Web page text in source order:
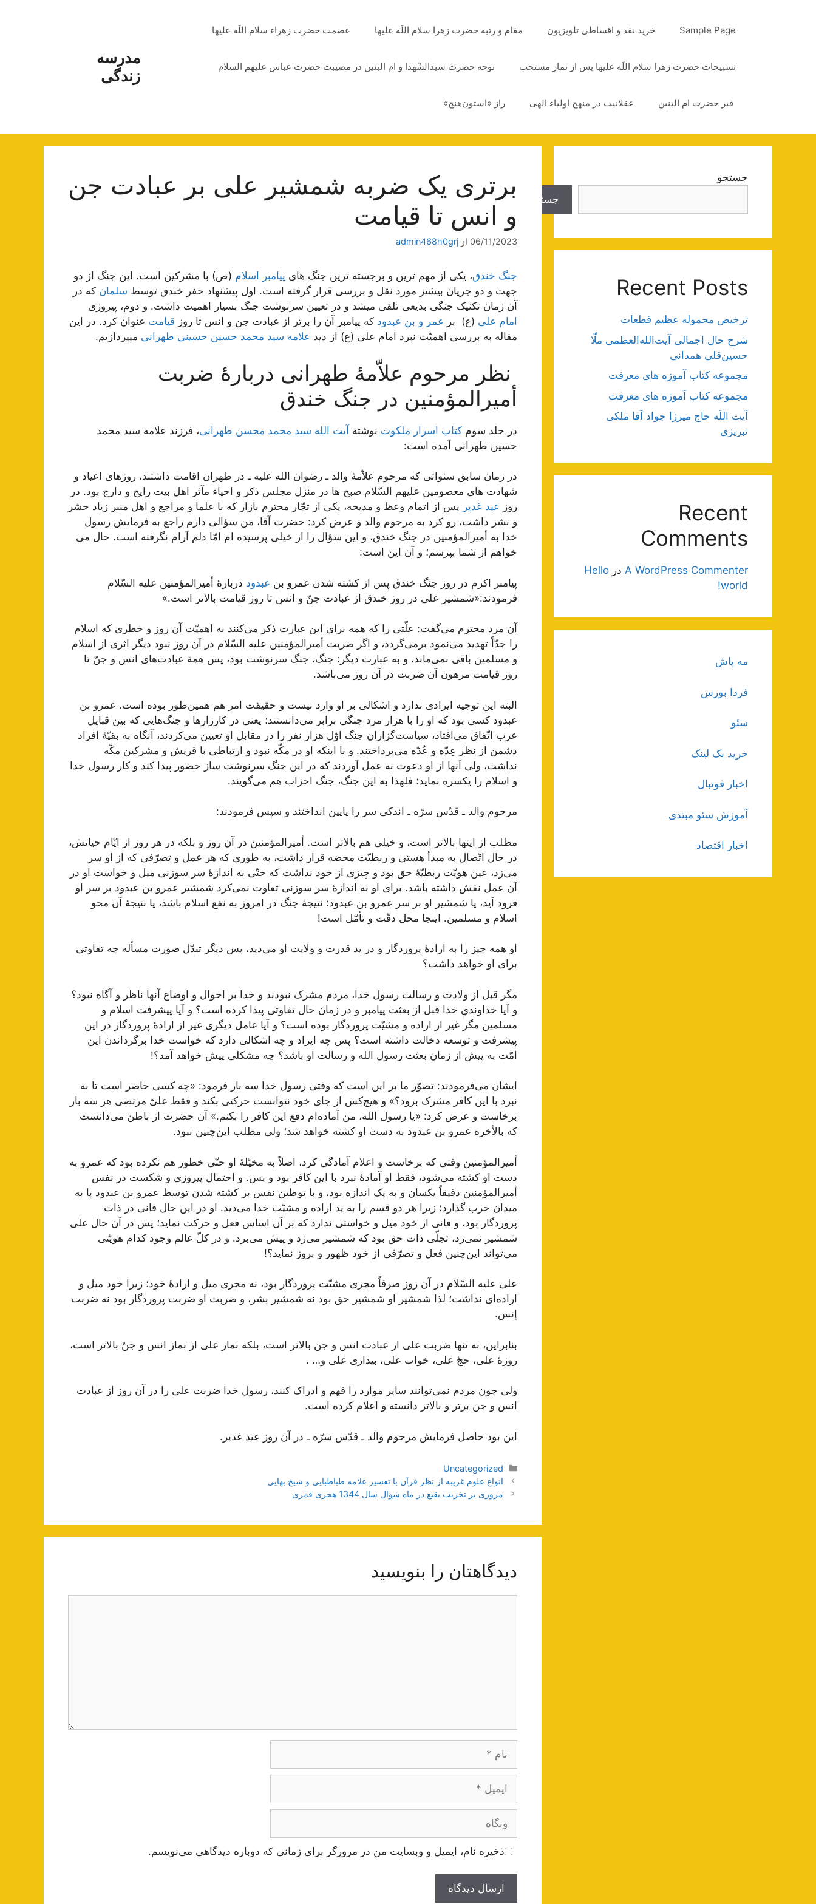
مدرسه
زندگی
Sample Page خرید نقد و اقساطی تلویزیون مقام و رتبه حضرت زهرا سلام اللَه علیها عصمت حضرت زهراء سلام اللَه علیها
تسبیحات حضرت زهرا سلام اللَه علیها پس از نماز مستحب نوحه حضرت سیدالشّهدا و ام البنین در مصیبت حضرت عباس علیهم السلام
قبر حضرت ام البنین عقلانیت در منهج اولیاء الهی راز «استون‌هنج»
برتری یک ضربه شمشیر علی بر عبادت جن
و انس تا قیامت
06/11/2023 از admin468h0grj
جنگ خندق، یکی از مهم ترین و برجسته ترین جنگ های پیامبر اسلام (ص) با مشرکین است. این جنگ از دو
جهت و دو جریان بیشتر مورد نقل و بررسی قرار گرفته است. اول پیشنهاد حفر خندق توسط سلمان که در
آن زمان تکنیک جنگی بدیعی تلقی میشد و در تعیین سرنوشت جنگ بسیار اهمیت داشت. و دوم، پیروزی
امام علی (ع) بر عمر و بن عبدود که پیامبر آن را برتر از عبادت جن و انس تا روز قیامت عنوان کرد. در این
مقاله به بررسی اهمیّت نبرد امام علی (ع) از دید علامه سید محمد حسین حسینی طهرانی میپردازیم.
نظر مرحوم علاّمۀ طهرانی دربارۀ ضربت
أمیرالمؤمنین در جنگ خندق
در جلد سوم کتاب اسرار ملکوت نوشته آیت الله سید محمد محسن طهرانی، فرزند علامه سید محمد
حسین طهرانی آمده است:
در زمان سابق سنواتی که مرحوم علاّمۀ والد ـ رضوان الله علیه ـ در طهران اقامت داشتند، روزهای اعیاد و
شهادت های معصومین علیهم السّلام صبح ها در منزل مجلس ذکر و احیاء مآثر اهل بیت رایج و دارج بود. در
روز عید غدیر پس از اتمام وعظ و مدیحه، یکی از تجّار محترم بازار که با علما و مراجع و اهل منبر زیاد حشر
و نشر داشت، رو کرد به مرحوم والد و عرض کرد: حضرت آقا، من سؤالی دارم راجع به فرمایش رسول
خدا به أمیرالمؤمنین در جنگ خندق، و این سؤال را از خیلی پرسیده ام امّا دلم آرام نگرفته است. حال می
خواهم از شما بپرسم؛ و آن این است:
پیامبر اکرم در روز جنگ خندق پس از کشته شدن عمرو بن عبدود دربارۀ أمیرالمؤمنین علیه السّلام
فرمودند:«شمشیر علی در روز خندق از عبادت جنّ و انس تا روز قیامت بالاتر است.»
آن مرد محترم می‌گفت: علّتی را که همه برای این عبارت ذکر می‌کنند به اهمیّت آن روز و خطری که اسلام
را جدّاً تهدید می‌نمود برمی‌گردد، و اگر ضربت أمیرالمؤمنین علیه السّلام در آن روز نبود دیگر اثری از اسلام
و مسلمین باقی نمی‌ماند، و به عبارت دیگر: جنگ، جنگ سرنوشت بود، پس همۀ عبادت‌های انس و جنّ تا
روز قیامت مرهون آن ضربت در آن روز می‌باشد.
البته این توجیه ایرادی ندارد و اشکالی بر او وارد نیست و حقیقت امر هم همین‌طور بوده است. عمرو بن
عبدود کسی بود که او را با هزار مرد جنگی برابر می‌دانستند؛ یعنی در کارزارها و جنگ‌هایی که بین قبایل
عرب اتّفاق می‌افتاد، سیاست‌گزاران جنگ اوّل هزار نفر را در مقابل او تعیین می‌کردند، آنگاه به بقیّۀ افراد
دشمن از نظر عِدّه و عُدّه می‌پرداختند. و با اینکه او در مکّه نبود و ارتباطی با قریش و مشرکین مکّه
نداشت، ولی آنها از او دعوت به عمل آوردند که در این جنگ سرنوشت ساز حضور پیدا کند و کار رسول خدا
و اسلام را یکسره نماید؛ فلهذا به این جنگ، جنگ احزاب هم می‌گویند.
مرحوم والد ـ قدّس سرّه ـ اندکی سر را پایین انداختند و سپس فرمودند:
مطلب از اینها بالاتر است، و خیلی هم بالاتر است. أمیرالمؤمنین در آن روز و بلکه در هر روز از ایّام حیاتش،
در حال اتّصال به مبدأ هستی و ربطیّت محضه قرار داشت، به طوری که هر عمل و تصرّفی که از او سر
می‌زد، عین هویّت ربطیّۀ حق بود و چیزی از خود نداشت که حتّی به اندازۀ سر سوزنی میل و خواست او در
آن عمل نقش داشته باشد. برای او به اندازۀ سر سوزنی تفاوت نمی‌کرد شمشیر عمرو بن عبدود بر سر او
فرود آید، یا شمشیر او بر سر عمرو بن عبدود؛ نتیجۀ جنگ در امروز به نفع اسلام باشد، یا نتیجۀ آن محو
اسلام و مسلمین. اینجا محل دقّت و تأمّل است!
او همه چیز را به ارادۀ پروردگار و در ید قدرت و ولایت او می‌دید، پس دیگر تبدّل صورت مسأله چه تفاوتی
برای او خواهد داشت؟
مگر قبل از ولادت و رسالت رسول خدا، مردم مشرک نبودند و خدا بر احوال و اوضاع آنها ناظر و آگاه نبود؟
و آیا خداوندیِ خدا قبل از بعثت پیامبر و در زمان حال تفاوتی پیدا کرده است؟ و آیا پیشرفت اسلام و
مسلمین مگر غیر از اراده و مشیّت پروردگار بوده است؟ و آیا عامل دیگری غیر از ارادۀ پروردگار در این
پیشرفت و توسعه دخالت داشته است؟ پس چه ایراد و چه اشکالی دارد که خواست خدا برگرداندن این
امّت به پیش از زمان بعثت رسول الله و رسالت او باشد؟ چه مشکلی پیش خواهد آمد؟!
ایشان می‌فرمودند: تصوّر ما بر این است که وقتی رسول خدا سه بار فرمود: «چه کسی حاضر است تا به
نبرد با این کافر مشرک برود؟» و هیچ‌کس از جای خود نتوانست حرکتی بکند و فقط علیّ مرتضی هر سه بار
برخاست و عرض کرد: «یا رسول الله، من آماده‌ام دفع این کافر را بکنم.» آن حضرت از باطن می‌دانست
که بالأخره عمرو بن عبدود به دست او کشته خواهد شد؛ ولی مطلب این‌چنین نبود.
أمیرالمؤمنین وقتی که برخاست و اعلام آمادگی کرد، اصلاً به مخیّلۀ او حتّی خطور هم نکرده بود که عمرو به
دست او کشته می‌شود، فقط او آمادۀ نبرد با این کافر بود و بس. و احتمال پیروزی و شکست در نفس
أمیرالمؤمنین دقیقاً یکسان و به یک اندازه بود، و با توطین نفس بر کشته شدن توسط عمرو بن عبدود پا به
میدان حرب گذارد؛ زیرا هر دو قسم را به ید اراده و مشیّت خدا می‌دید. او در این حال فانی در ذات
پروردگار بود، و فانی از خود میل و خواستی ندارد که بر آن اساس فعل و حرکت نماید؛ پس در آن حال علی
شمشیر نمی‌زد، تجلّی ذات حق بود که شمشیر می‌زد و پیش می‌برد. و در کلّ عالم وجود کدام هویّتی
می‌تواند این‌چنین فعل و تصرّفی از خود ظهور و بروز نماید؟!
علی علیه السّلام در آن روز صرفاً مجری مشیّت پروردگار بود، نه مجری میل و ارادۀ خود؛ زیرا خود میل و
اراده‌ای نداشت؛ لذا شمشیر او شمشیر حق بود نه شمشیر بشر، و ضربت او ضربت پروردگار بود نه ضربت
إنس.
بنابراین، نه تنها ضربت علی از عبادت انس و جن بالاتر است، بلکه نماز علی از نماز انس و جنّ بالاتر است،
روزۀ علی، حجّ علی، خواب علی، بیداری علی و… .
ولی چون مردم نمی‌توانند سایر موارد را فهم و ادراک کنند، رسول خدا ضربت علی را در آن روز از عبادت
انس و جن برتر و بالاتر دانسته و اعلام کرده است.
این بود حاصل فرمایش مرحوم والد ـ قدّس سرّه ـ در آن روز عید غدیر.
دسته‌ها
Uncategorized
ناوبری
نوشته‌ها
انواع علوم غریبه از نظر قرآن با تفسیر علامه طباطبایی و شیخ بهایی
مروری بر تخریب بقیع در ماه شوال سال 1344 هجری قمری
دیدگاهتان را بنویسید
وبگاه
ذخیره نام، ایمیل و وبسایت من در مرورگر برای زمانی که دوباره دیدگاهی می‌نویسم.
جستجو
جستجو
Recent Posts
ترخیص محموله عظیم قطعات
شرح حال اجمالی آیت‌الله‌العظمی ملّا
حسین‌قلی همدانی
مجموعه کتاب آموزه های معرفت
مجموعه کتاب آموزه های معرفت
آیت اللَه حاج میرزا جواد آقا ملکی
تبریزی
Recent
Comments
A WordPress Commenter در Hello
world!
مه پاش
فردا بورس
سئو
خرید بک لینک
اخبار فوتبال
آموزش سئو مبتدی
اخبار اقتصاد